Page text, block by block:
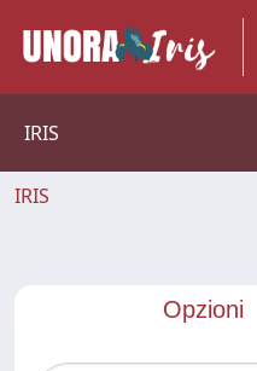
IRIS
IRIS
Opzioni